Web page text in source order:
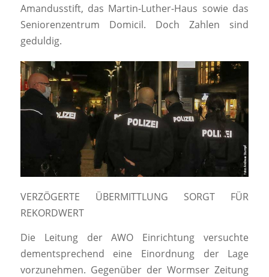
Amandusstift, das Martin-Luther-Haus sowie das
Seniorenzentrum Domicil. Doch Zahlen sind
geduldig.
VERZÖGERTE ÜBERMITTLUNG SORGT FÜR
REKORDWERT
Die Leitung der AWO Einrichtung versuchte
dementsprechend eine Einordnung der Lage
vorzunehmen. Gegenüber der Wormser Zeitung